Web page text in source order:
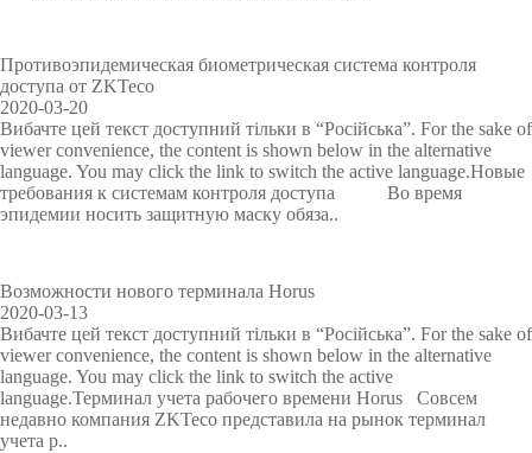
>
системи
>
г
і
я
р
о
з
п
н
а
в
а
н
н
я
e
д
л
я
о
б
л
у
в
і
д
в
і
д
б
о
ч
о
г
о
ч
у
з
B
i
o
T
i
н
я
в
і
д
в
і
в
а
ч
а
м
и
р
і
ш
е
н
н
я
н
н
я
п
а
р
к
к
о
ю
і
з
Z
K
д
л
я
у
п
р
а
і
н
н
я
Л
і
ф
б
е
з
п
е
к
и
K
B
i
o
S
e
c
Противоэпидемическая биометрическая система контроля
доступа от ZKTeco
2020-03-20
Вибачте цей текст доступний тільки в “Російська”. For the sake of
viewer convenience, the content is shown below in the alternative
language. You may click the link to switch the active language.Новые
требования к системам контроля доступа Во время
эпидемии носить защитную маску обяза..
Возможности нового терминала Horus
2020-03-13
Вибачте цей текст доступний тільки в “Російська”. For the sake of
viewer convenience, the content is shown below in the alternative
language. You may click the link to switch the active
language.Терминал учета рабочего времени Horus Совсем
недавно компания ZKTeco представила на рынок терминал
учета р..